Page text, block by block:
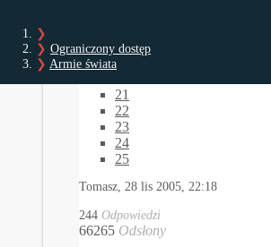
Ograniczony dostęp
Armie świata
244 Odpowiedzi 66265 Odsłony
1
21
22
23
24
25
Tomasz, 28 lis 2005, 22:18
244 Odpowiedzi
66265 Odsłony